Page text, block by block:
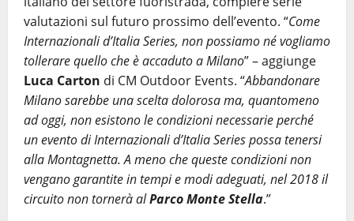
valutazioni sul futuro prossimo dell’evento. “Come
Internazionali d’Italia Series, non possiamo né vogliamo
tollerare quello che è accaduto a Milano” – aggiunge
Luca Carton di CM Outdoor Events. “Abbandonare
Milano sarebbe una scelta dolorosa ma, quantomeno
ad oggi, non esistono le condizioni necessarie perché
un evento di Internazionali d’Italia Series possa tenersi
alla Montagnetta. A meno che queste condizioni non
vengano garantite in tempi e modi adeguati, nel 2018 il
circuito non tornerà alParco Monte Stella.”